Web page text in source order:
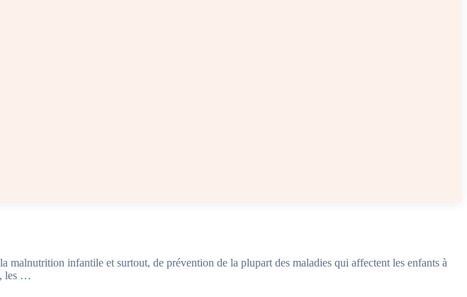
infantile et surtout, de prévention de la plupart des maladies qui affectent les enfants à
les …